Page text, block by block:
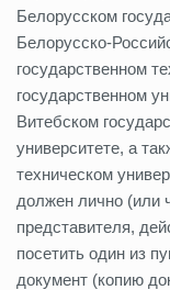
Белорусском
Белорусско-
государственном
государственном
Витебском
университете, а
техническом
должен лично (или
представителя,
посетить один из
документ (копию